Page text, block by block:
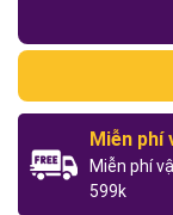
Miễn phí
Miễn phí
599k